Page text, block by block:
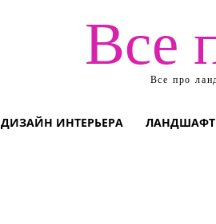
Все
Все про
ДИЗАЙН ИНТЕРЬЕРА